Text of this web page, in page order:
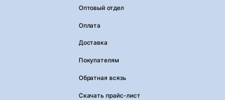
Оптовый отдел
Оплата
Доставка
Покупателям
Обратная всязь
Скачать прайс-лист